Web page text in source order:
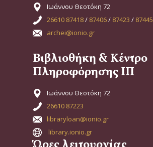
Ιωάννου Θεοτόκη 72
26610 87418/ 87406/ 87423 / 87445
archei@ionio.gr
Βιβλιοθήκη & Κέντρο
Πληροφόρησης ΙΠ
Ιωάννου Θεοτόκη 72
26610 87223
libraryloan@ionio.gr
library.ionio.gr